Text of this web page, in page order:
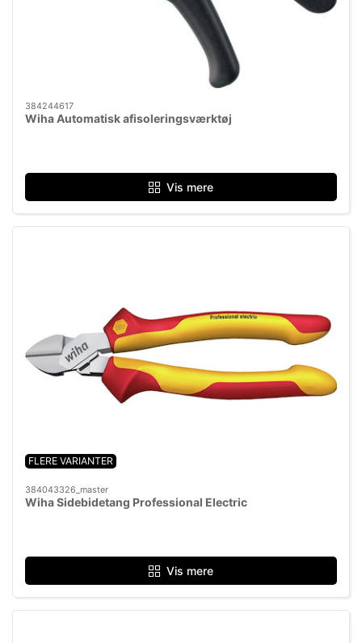
384244617
Wiha Automatisk afisoleringsværktøj
Vis mere
FLERE VARIANTER
384043326_master
Wiha Sidebidetang Professional Electric
Vis mere